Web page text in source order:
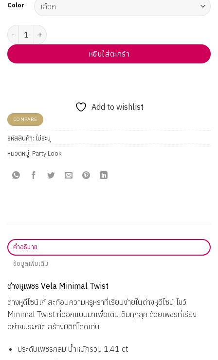
181,700 ฿.79,000 ฿.
Color
จำนวน ต่างหูเพชร Vela Minimal Twist — Party Look ชิ้น
หยิบใส่ตะกร้า
Add to wishlist
COMPARE
รหัสสินค้า: ไม่ระบุ
หมวดหมู่: Party Look
คำอธิบาย
ข้อมูลเพิ่มเติม
ต่างหูเพชร Vela Minimal Twist
ต่างหูดีไซน์เก๋ สะท้อนความหรูหราที่เรียบง่ายในต่างหูดีไซน์ ไขว้
Minimal Twist ที่ออกแบบมาเพื่อเติมเต็มทุกลุค ด้วยเพชรที่เรียง
อย่างประณีต สร้างมิติที่โดดเด่น
ประดับเพชรกลม น้ำหนักรวม 1.41 ct